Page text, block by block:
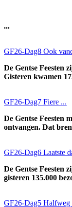
...
GF26-Dag8 Ook
De Gentse Feesten
Gisteren kwamen
GF26-Dag7 Fiere ...
De Gentse Feesten
ontvangen. Dat
GF26-Dag6 Laatste
De Gentse Feesten
gisteren 135.000
GF26-Dag5 Halfweg